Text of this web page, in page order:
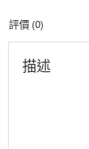
數
評價 (0)
描述